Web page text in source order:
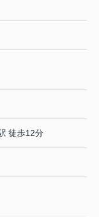
徒歩12分